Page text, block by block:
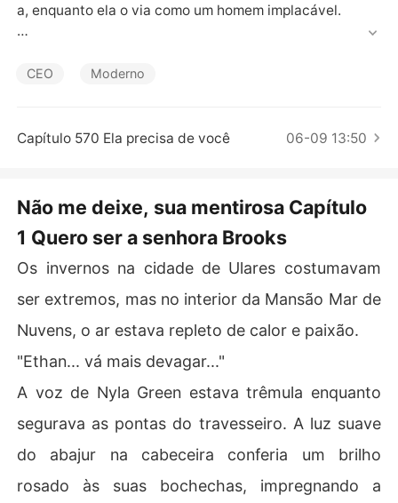
a, enquanto ela o via como um homem implacável.
se importaria com ela, mas a realidade a atingiu com fo
Porém, ele não a deixou ir. Então, ela perguntou: "Se vo
cê não confia em mim, por que quer me manter por pert
Ethan, que antes era tão arrogante, agora implorou hum
e deixe."
CEO Moderno
Capítulo 570 Ela precisa de você 06-09 13:50
Não me deixe, sua mentirosa Capítulo
1 Quero ser a senhora Brooks
Os invernos na cidade de Ulares costumavam
ser extremos, mas no interior da Mansão Mar de
Nuvens, o ar estava repleto de calor e paixão.
"Ethan... vá mais devagar..."
A voz de Nyla Green estava trêmula enquanto
segurava as pontas do travesseiro. A luz suave
do abajur na cabeceira conferia um brilho
rosado às suas bochechas, impregnando a